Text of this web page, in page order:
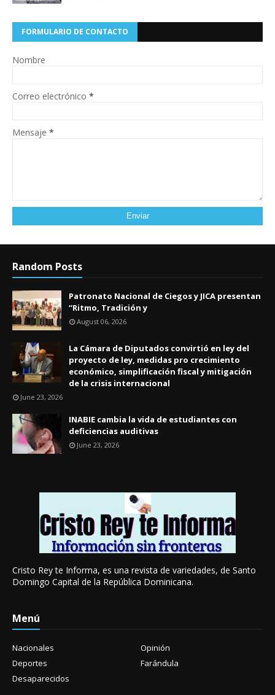
FORMULARIO DE CONTACTO
Nombre
Correo electrónico *
Mensaje *
Random Posts
Patronato Nacional de Ciegos y JICA presentan
“Ritmo, Tradición y
August 06, 2026
La Cámara de Diputados convirtió en ley del
proyecto de ley, medidas pro crecimiento
económico, simplificación fiscal y mitigación
de la crisis internacional
June 23, 2026
INABIE cambia la vida de estudiantes con
deficiencias auditivas
June 23, 2026
Cristo Rey te Informa, es una revista de variedades, de Santo
Domingo Capital de la República Dominicana.
Menú
Nacionales
Opinión
Deportes
Farándula
Desaparecidos